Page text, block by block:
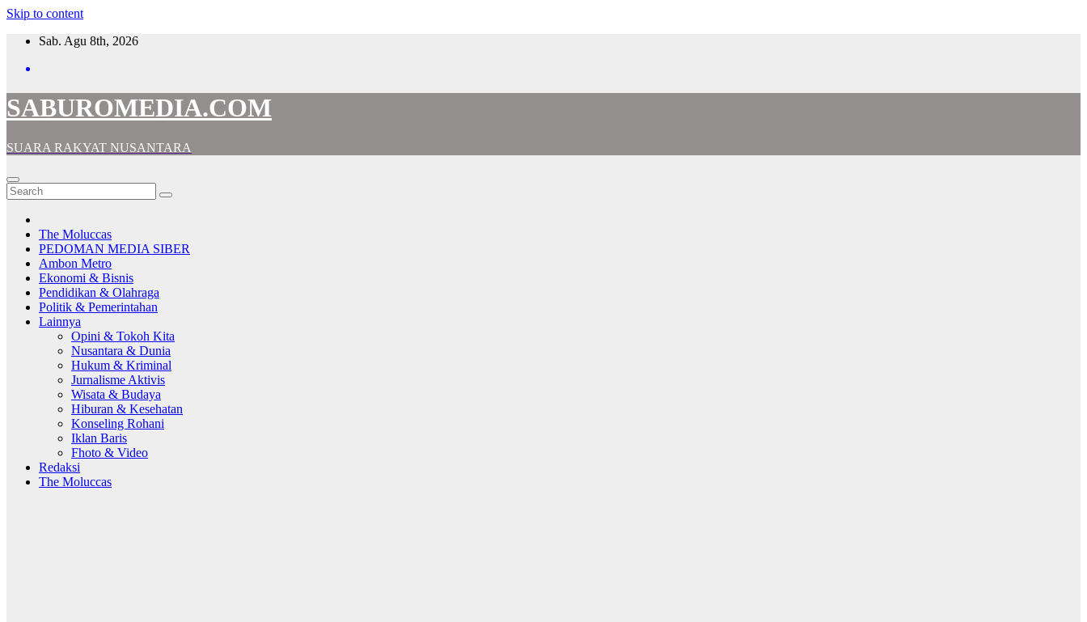
Skip to content
Sab. Agu 8th, 2026
SABUROMEDIA.COM
SUARA RAKYAT NUSANTARA
The Moluccas
PEDOMAN MEDIA SIBER
Ambon Metro
Ekonomi & Bisnis
Pendidikan & Olahraga
Politik & Pemerintahan
Lainnya
Opini & Tokoh Kita
Nusantara & Dunia
Hukum & Kriminal
Jurnalisme Aktivis
Wisata & Budaya
Hiburan & Kesehatan
Konseling Rohani
Iklan Baris
Fhoto & Video
Redaksi
The Moluccas